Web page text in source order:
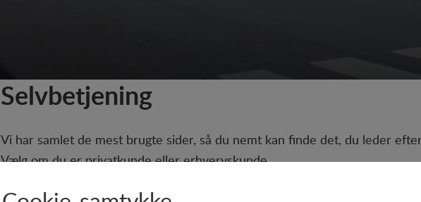
Selvbetjening
Vi har samlet de mest brugte sider, så du nemt kan finde det, du leder
Vælg om du er privatkunde eller erhvervskunde.